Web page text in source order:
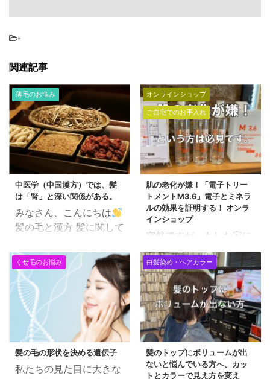
-
関連記事
薄毛のお悩み
中医学（中国漢方）では、髪
は「腎」と深い関係がある。
みなさん、こんにちは
髪の毛と漢方 髪に関して
考 漢方では体の機能を
「肝・心・脾・肺・腎」
の五臓が調和をとって整
えていると考えます。 漢
方では髪は「腎」と深い
関係があると考えます。
「腎」とは生命エネルギ
ーが宿る場所であり、年
齢と共に衰えていく部分
オンラインショップ
ご自宅でのお手入れ
肌の老化が嫌！「電子トリー
トメントM3.6」電子とミネラ
ルの効果を証明する！ オンラ
インショップ
突然ですが、もしお家に
ある観葉植物がこの状態
になったら、 貴方はどう
しますか？？ ちょっと水
をやり忘れて愛情不足に
なると、こんな感じにな
りますよね。w 普通なら
ここまで植物がしなれて
いると諦めてゴミ箱行き
なんですけど・・・・ こ
くせ毛のお悩み
髪の毛の形状を決める遺伝子
私たちの見た目に大きな
白髪染め・ヘアカラー
髪のトップにボリュームが出
ないと悩んでいる方へ。カッ
トとカラーで見え方を変え